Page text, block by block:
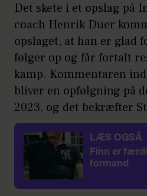
Det skete i et opslag på
coach Henrik Duer
opslaget, at han er glad
følger op og får fortalt
kamp. Kommentaren
bliver en opfølgning på
2023, og det bekræfter
LÆS OGSÅ
Finn er
formand